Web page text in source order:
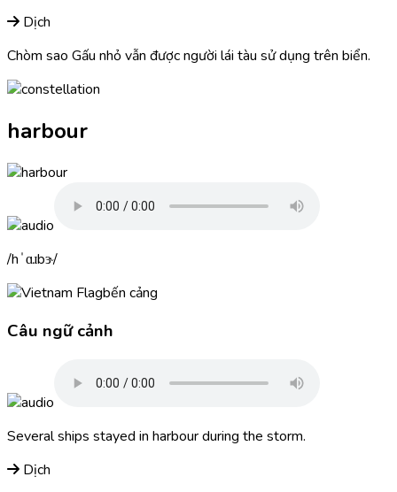
Dịch
Chòm sao Gấu nhỏ vẫn được người lái tàu sử dụng trên biển.
harbour
hˈɑɹbɝ
bến cảng
Câu ngữ cảnh
Several ships stayed in harbourduring the storm.
Dịch